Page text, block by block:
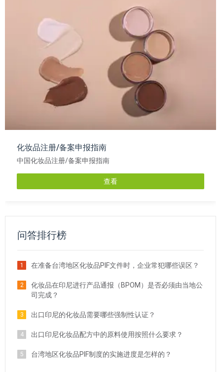
化妆品注册/备案申报指南
中国化妆品注册/备案申报指南
查看
问答排行榜
1 在准备台湾地区化妆品PIF文件时，企业常犯哪些误区？
2
化妆品在印尼进行产品通报（BPOM）是否必须由当地公
司完成？
3 出口印尼的化妆品需要哪些强制性认证？
4 出口印尼化妆品配方中的原料使用按照什么要求？
5 台湾地区化妆品PIF制度的实施进度是怎样的？